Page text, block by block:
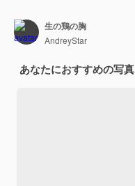
生の鶏の胸
AndreyStar
あなたにおすすめの写真